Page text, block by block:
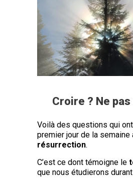
Croire ? Ne
Voilà des questions qui
premier jour de la semaine
résurrection.
C’est ce dont témoigne le
que nous étudierons